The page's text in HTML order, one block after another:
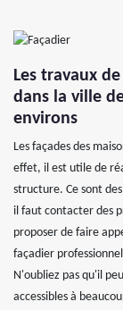
Les travaux
dans la ville
environs
Les façades des
effet, il est utile de
structure. Ce sont
il faut contacter des
proposer de faire
façadier
N'oubliez pas qu'il
accessibles à